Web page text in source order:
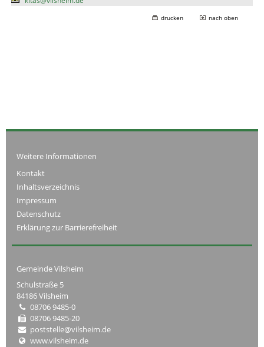
drucken nach oben
Weitere Informationen
Kontakt
Inhaltsverzeichnis
Impressum
Datenschutz
Erklärung zur Barrierefreiheit
Gemeinde Vilsheim
Schulstraße 5
84186 Vilsheim
08706 9485-0
08706 9485-20
poststelle@vilsheim.de
www.vilsheim.de